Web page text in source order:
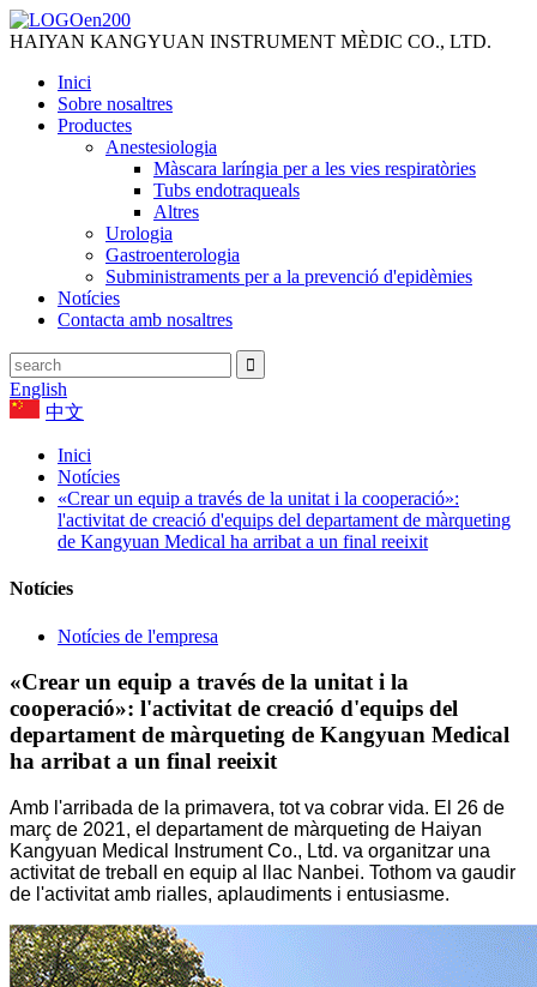
HAIYAN KANGYUAN INSTRUMENT MÈDIC CO., LTD.
Inici
Sobre nosaltres
Productes
Anestesiologia
Màscara laríngia per a les vies respiratòries
Tubs endotraqueals
Altres
Urologia
Gastroenterologia
Subministraments per a la prevenció d'epidèmies
Notícies
Contacta amb nosaltres
English
中文
Inici
Notícies
«Crear un equip a través de la unitat i la cooperació»:
l'activitat de creació d'equips del departament de màrqueting
de Kangyuan Medical ha arribat a un final reeixit
Notícies
Notícies de l'empresa
«Crear un equip a través de la unitat i la
cooperació»: l'activitat de creació d'equips del
departament de màrqueting de Kangyuan Medical
ha arribat a un final reeixit
Amb l'arribada de la primavera, tot va cobrar vida. El 26 de
març de 2021, el departament de màrqueting de Haiyan
Kangyuan Medical Instrument Co., Ltd. va organitzar una
activitat de treball en equip al llac Nanbei. Tothom va gaudir
de l'activitat amb rialles, aplaudiments i entusiasme.